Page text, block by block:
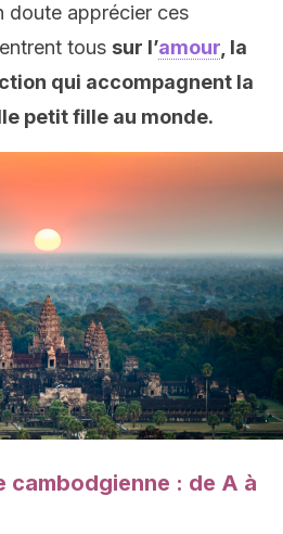
doute apprécier ces
tous sur l’amour , la
qui accompagnent la
petit fille au monde.
cambodgienne : de A à